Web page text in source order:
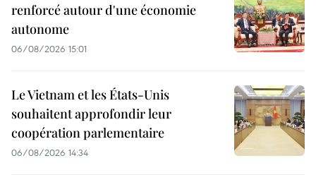
renforcé autour d'une économie
autonome
06/08/2026 15:01
Le Vietnam et les États-Unis
souhaitent approfondir leur
coopération parlementaire
06/08/2026 14:34